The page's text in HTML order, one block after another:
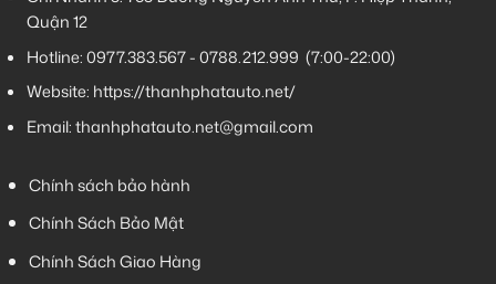
Quận 12
Hotline:0977.383.567-0788.212.999 (7:00-22:00)
Website: https://thanhphatauto.net/
Email:thanhphatauto.net@gmail.com
Chính sách bảo hành
Chính Sách Bảo Mật
Chính Sách Giao Hàng